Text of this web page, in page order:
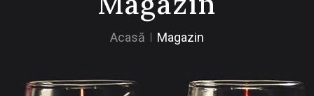
Acasă Magazin